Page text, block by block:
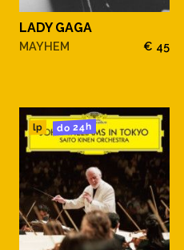
LADY GAGA
MAYHEM € 45
lp do 24h